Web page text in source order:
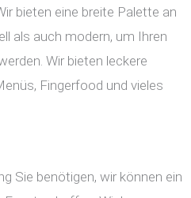
bieten eine breite Palette an
als auch modern, um Ihren
Wir bieten leckere
Fingerfood und vieles
Sie benötigen, wir können ein